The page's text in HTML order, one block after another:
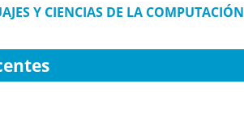
Y CIENCIAS DE LA COMPUTACIÓN